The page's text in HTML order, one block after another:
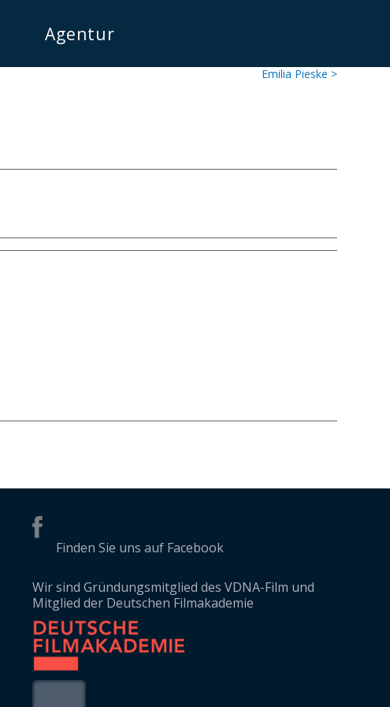
Agentur
Emilia Pieske >
Finden Sie uns auf Facebook
Wir sind Gründungsmitglied des VDNA-Film und
Mitglied der Deutschen Filmakademie